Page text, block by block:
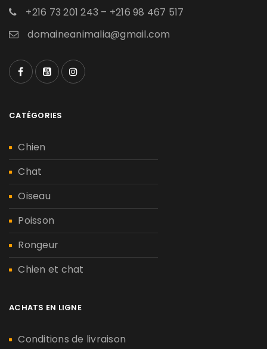
+216 73 201 243 – +216 98 467 517
domaineanimalia@gmail.com
CATÉGORIES
Chien
Chat
Oiseau
Poisson
Rongeur
Chien et chat
ACHATS EN LIGNE
Conditions de livraison